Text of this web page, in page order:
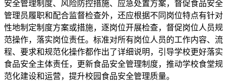
安全管理制度、风险防控措施、应急处置方案，督促食品安全
管理员履职和配合监督检查外，还应根据不同岗位特点有针对
性地制定制度方案或措施，逐岗位开展检查，督促岗位人员规
范操作，落实岗位责任。标准对所有岗位人员的工作内容、流
程、要求和规范化操作都作出了详细说明，引导学校更好落实
食品安全主体责任，更新食品安全管理制度，推动学校食堂规
范化建设和运营，提升校园食品安全管理质量。